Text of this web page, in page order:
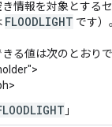
き情報を対象とする
FLOODLIGHT です）
きる値は次のとおり
」